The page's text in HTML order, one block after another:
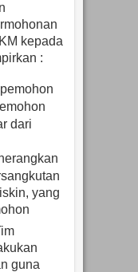
kepada
:
dari
yang
guna